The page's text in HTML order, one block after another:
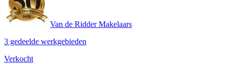
Van de Ridder Makelaars
3 gedeelde werkgebieden
Verkocht